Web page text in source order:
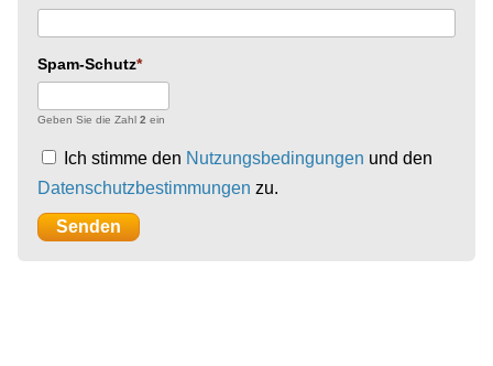
Spam-Schutz
Geben Sie die Zahl 2 ein
Ich stimme den Nutzungsbedingungen und den
Datenschutzbestimmungen zu.